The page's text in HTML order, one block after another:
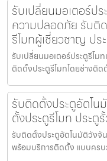
รับเปลี่ยนมอเตอร์ป
ความปลอดภัย รับติ
รีโมทผู้เชี่ยวชาญ ปร
รับเปลี่ยนมอเตอร์ประตูรีโ
ติดตั้งประตูรีโมทโดยช่างติ
รับติดตั้งประตูอัตโน
ตั้งประตูรีโมท ประตู
รับติดตั้งประตูอัตโนมัติวังจัน
พร้อมบริการติดตั้ง แบบคร